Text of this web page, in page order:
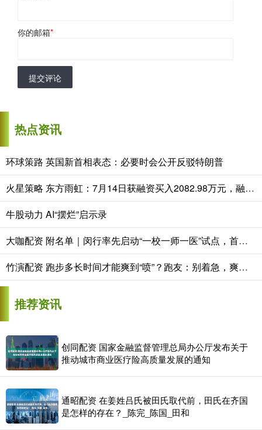
你的邮箱*
提交评论
热点资讯
环球策路 英国新首相表态：必要时会公开反驳特朗普
火星策略 东方雨虹：7月14日获融资买入2082.98万元，融资余额连续3天增加，市场人气旺盛属强势市场
牛股动力 AI“摆烂”启示录
大咖配资 附名单｜闵行率先启动“一校一师一医”试点，首批14家校园心理健康驿站落成
竹演配资 跑步多长时间才能爽到“喷”？跑友：别着急，爽是需要时间的…
推荐资讯
创同配资 国家金融监督管理总局办公厅发布关于
推动城市商业医疗险高质量发展的通知
通昭配资 在姜姓吕氏被田氏取代前，田氏在齐国
是怎样的存在？_陈完_陈国_田和